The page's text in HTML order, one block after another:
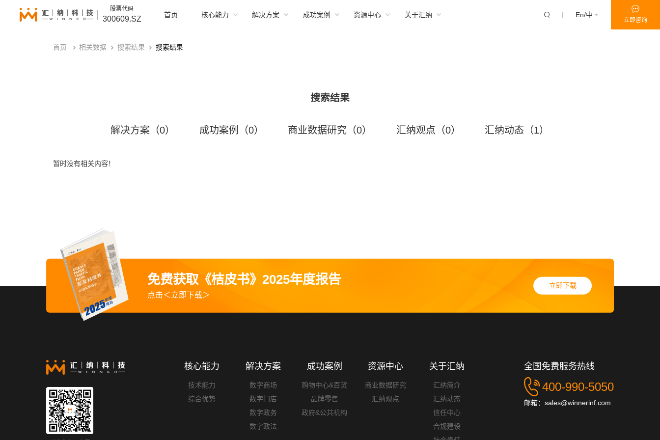
股票代码
300609.SZ
首页 核心能力 解决方案 成功案例 资源中心 关于汇纳 En/中
立即咨询
首页 相关数据 搜索结果 搜索结果
搜索结果
解决方案（0） 成功案例（0） 商业数据研究（0） 汇纳观点（0） 汇纳动态（1）
暂时没有相关内容！
免费获取《桔皮书》2025年度报告
点击＜立即下载＞
立即下载
核心能力
技术能力
综合优势
解决方案
数字商场
数字门店
数字政务
数字政法
成功案例
购物中心&百货
品牌零售
政府&公共机构
资源中心
商业数据研究
汇纳观点
关于汇纳
汇纳简介
汇纳动态
信任中心
合规建设
全国免费服务热线
400-990-5050
邮箱：sales@winnerinf.com